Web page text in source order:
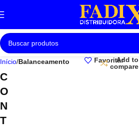
Início Balanceamento FavoritarAdd to
compare
C
O
N
T